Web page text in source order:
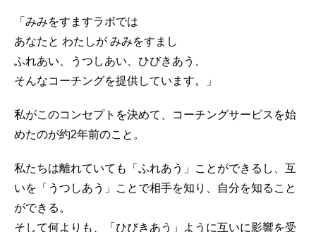
「みみをすますラボでは
あなたと わたしが みみをすまし
ふれあい、うつしあい、ひびきあう、
そんなコーチングを提供しています。」
私がこのコンセプトを決めて、コーチングサービスを始
めたのが約2年前のこと。
私たちは離れていても「ふれあう」ことができるし、互
いを「うつしあう」ことで相手を知り、自分を知ること
ができる。
そして何よりも、「ひびきあう」ように互いに影響を受